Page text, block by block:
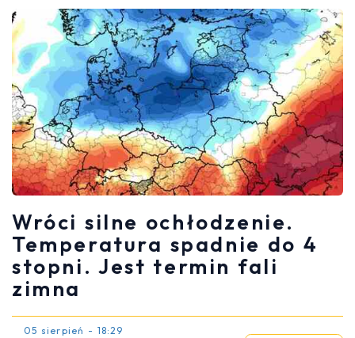
Wróci silne ochłodzenie.
Temperatura spadnie do 4
stopni. Jest termin fali
zimna
05 sierpień - 18:29